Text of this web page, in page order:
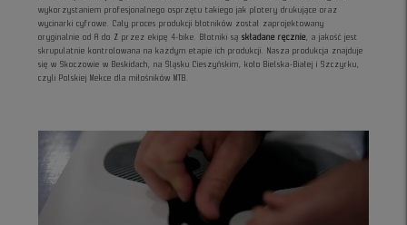
wykorzystaniem profesjonalnego osprzętu takiego jak plotery drukujące oraz
wycinarki cyfrowe. Cały proces produkcji błotników został zaprojektowany
oryginalnie od A do Z przez ekipę 4-bike. Błotniki sąskładane ręcznie, a jakość jest
skrupulatnie kontrolowana na każdym etapie ich produkcji. Nasza produkcja znajduje
się w Skoczowie w Beskidach, na Śląsku Cieszyńskim, koło Bielska-Białej i Szczyrku,
czyli Polskiej Mekce dla miłośników MTB.